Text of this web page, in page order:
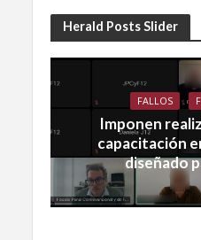
Herald Posts Slider
FALLOS
Imponen
capacitación
diseñado